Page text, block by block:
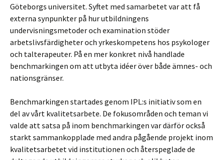
Göteborgs universitet. Syftet med samarbetet var att få
externa synpunkter på hur utbildningens
undervisningsmetoder och examination stöder
arbetslivsfärdigheter och yrkeskompetens hos psykologer
och talterapeuter. På en mer konkret nivå handlade
benchmarkingen om att utbyta idéer över både ämnes- och
nationsgränser.
Benchmarkingen startades genom IPL:s initiativ som en
del av vårt kvalitetsarbete. De fokusområden och teman vi
valde att satsa på inom benchmarkingen var därför också
starkt sammankopplade med andra pågående projekt inom
kvalitetsarbetet vid institutionen och återspeglade de